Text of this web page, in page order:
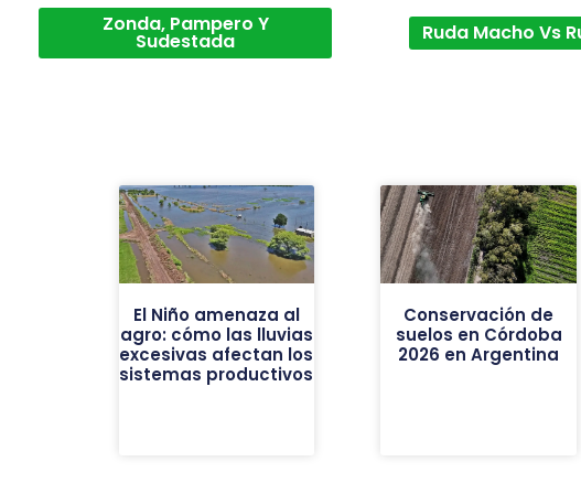
Zonda, Pampero Y
Sudestada Ruda Macho Vs
El Niño amenaza al
agro: cómo las lluvias
excesivas afectan los
sistemas productivos
Conservación de
suelos en Córdoba
2026 en Argentina